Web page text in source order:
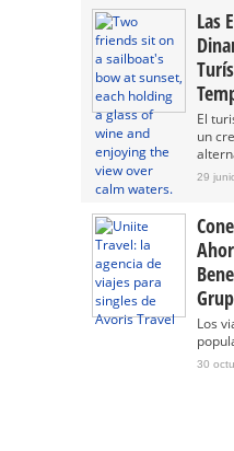
Las
El
un
29
Los
30